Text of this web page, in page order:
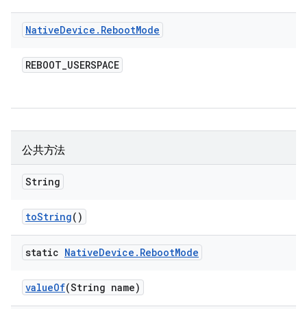
NativeDevice . RebootMode
REBOOT_USERSPACE
公共方法
String
toString()
static NativeDevice . RebootMode
valueOf(String name)